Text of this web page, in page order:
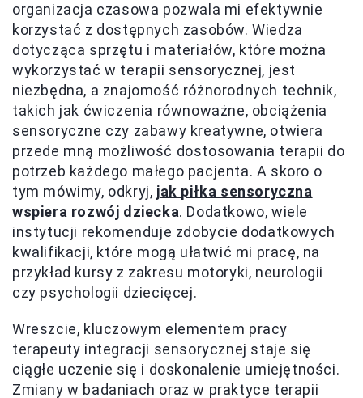
organizacja czasowa pozwala mi efektywnie
korzystać z dostępnych zasobów. Wiedza
dotycząca sprzętu i materiałów, które można
wykorzystać w terapii sensorycznej, jest
niezbędna, a znajomość różnorodnych technik,
takich jak ćwiczenia równoważne, obciążenia
sensoryczne czy zabawy kreatywne, otwiera
przede mną możliwość dostosowania terapii do
potrzeb każdego małego pacjenta. A skoro o
tym mówimy, odkryj, jak piłka sensoryczna
wspiera rozwój dziecka. Dodatkowo, wiele
instytucji rekomenduje zdobycie dodatkowych
kwalifikacji, które mogą ułatwić mi pracę, na
przykład kursy z zakresu motoryki, neurologii
czy psychologii dziecięcej.
Wreszcie, kluczowym elementem pracy
terapeuty integracji sensorycznej staje się
ciągłe uczenie się i doskonalenie umiejętności.
Zmiany w badaniach oraz w praktyce terapii